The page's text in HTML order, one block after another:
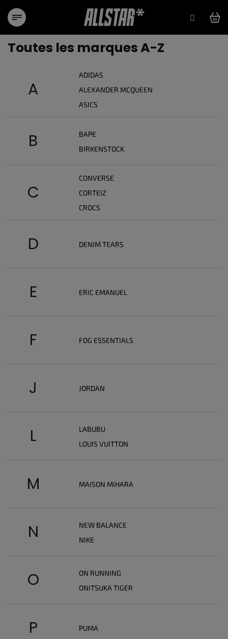
contenu
Toutes les marques A-Z
A
ADIDAS
ALEXANDER MCQUEEN
ASICS
B
BAPE
BIRKENSTOCK
C
CONVERSE
CORTEIZ
CROCS
D DENIM TEARS
E ERIC EMANUEL
F FOG ESSENTIALS
J JORDAN
L
LABUBU
LOUIS VUITTON
M MAISON MIHARA
N
NEW BALANCE
NIKE
O
ON RUNNING
ONITSUKA TIGER
P PUMA